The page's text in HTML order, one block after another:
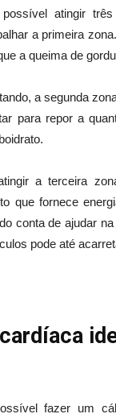
atingir três
a primeira
a queima de
a segunda
para repor a
a terceira
que fornece
conta de ajudar
pode até
fazer um